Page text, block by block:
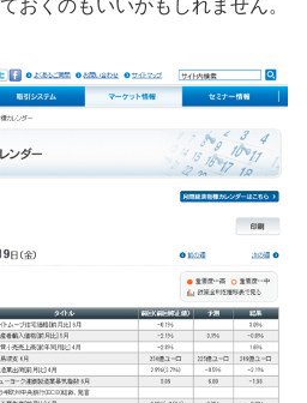
おくのもいいかもしれません。